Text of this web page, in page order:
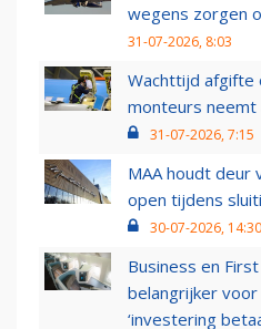
wegens zorgen
31-07-2026, 8:03
Wachttijd afgifte
monteurs
31-07-2026, 7:15
MAA houdt deur
open tijdens
30-07-2026, 14:30
Business en
belangrijker voor
‘investering